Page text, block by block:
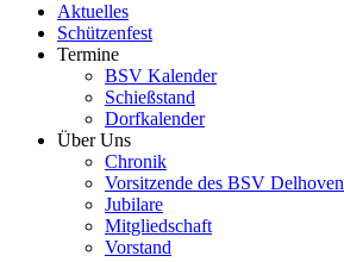
Aktuelles
Schützenfest
Termine
BSV Kalender
Schießstand
Dorfkalender
Über Uns
Chronik
Vorsitzende des BSV Delhoven
Jubilare
Mitgliedschaft
Vorstand